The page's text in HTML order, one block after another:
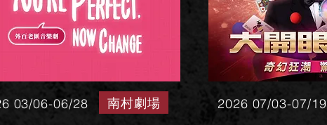
南村劇場
03/06-06/28 2026 07/03-07/19